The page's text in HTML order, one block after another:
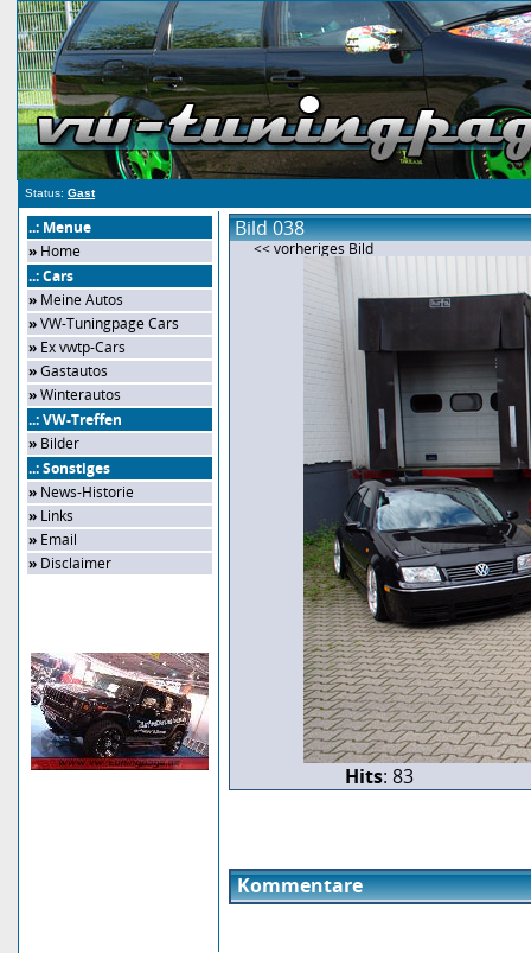
Status: Gast
..: Menue
» Home
..: Cars
» Meine Autos
»VW-Tuningpage Cars
» Ex vwtp-Cars
»Gastautos
»Winterautos
..: VW-Treffen
» Bilder
..: Sonstiges
» News-Historie
» Links
» Email
» Disclaimer
Bild 038
<< vorheriges Bild
Hits: 83
Kommentare